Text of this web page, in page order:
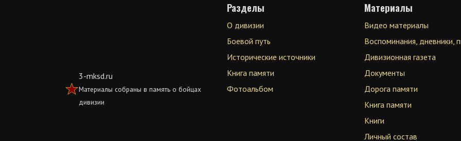
3-mksd.ru
Материалы собраны в память о бойцах
дивизии
Разделы
О дивизии
Боевой путь
Исторические источники
Книга памяти
Фотоальбом
Материалы
Видео материалы
Воспоминания, дневники,
Дивизионная газета
Документы
Дорога памяти
Книга памяти
Книги
Личный состав